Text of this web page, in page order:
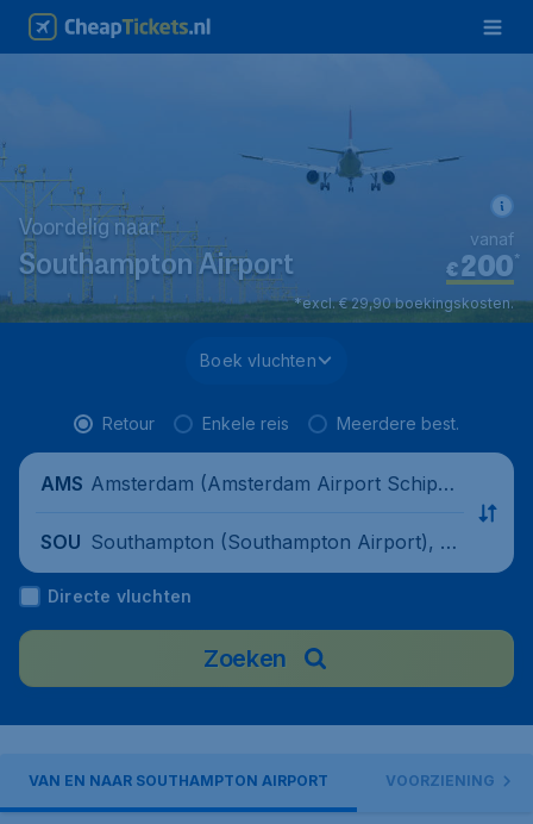
Voordelig naar
Southampton Airport €200*
vanaf
*excl. € 29,90 boekingskosten.
Boek vluchten
Retour Enkele reis Meerdere best.
AMS Amsterdam (Amsterdam Airport Schipho
SOU Southampton (Southampton Airport), Ve
renigd Koninkrijk
Directe vluchten
Zoeken
VAN EN NAAR SOUTHAMPTON AIRPORT VOORZIENINGEN